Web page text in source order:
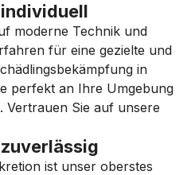
moderne Technik und
für eine gezielte und
in
perfekt an Ihre Umgebung
Vertrauen Sie auf unsere
ist unser oberstes